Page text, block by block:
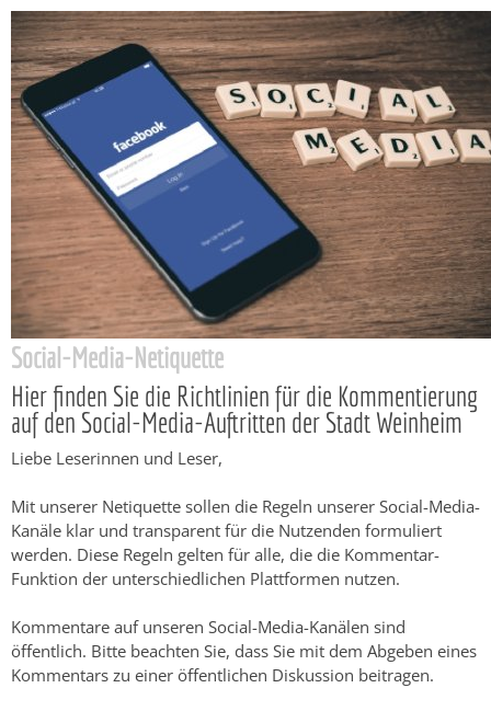
Social-Media-Netiquette
Hier finden Sie die Richtlinien für die Kommentierung
auf den Social-Media-Auftritten der Stadt Weinheim
Liebe Leserinnen und Leser,
Mit unserer Netiquette sollen die Regeln unserer Social-Media-
Kanäle klar und transparent für die Nutzenden formuliert
werden. Diese Regeln gelten für alle, die die Kommentar-
Funktion der unterschiedlichen Plattformen nutzen.
Kommentare auf unseren Social-Media-Kanälen sind
öffentlich. Bitte beachten Sie, dass Sie mit dem Abgeben eines
Kommentars zu einer öffentlichen Diskussion beitragen.